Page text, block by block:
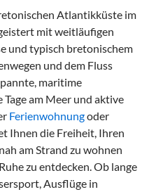
Atlantikküste im
mit weitläufigen
und typisch bretonischem
und dem Fluss
maritime
am Meer und aktive
Ferienwohnungoder
Ihnen die Freiheit, Ihren
am Strand zu wohnen
zu entdecken. Ob lange
Ausflüge in